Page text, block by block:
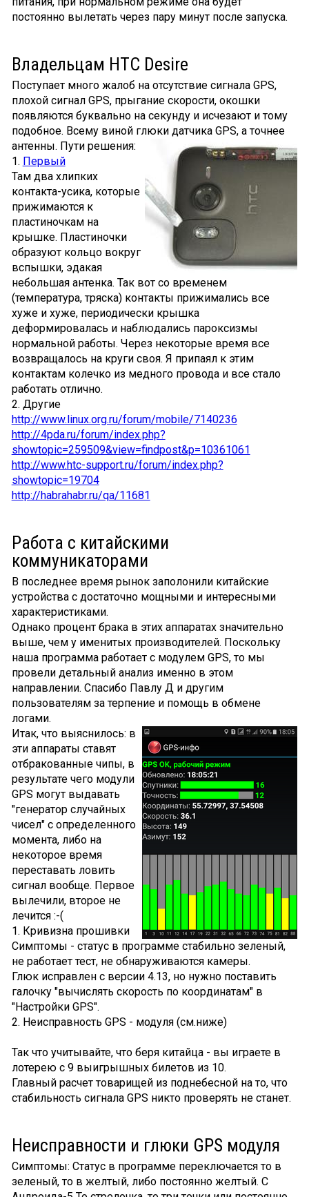
постоянно вылетать через пару минут после запуска.
Владельцам HTC Desire
Поступает много жалоб на отсутствие сигнала GPS,
плохой сигнал GPS, прыгание скорости, окошки
появляются буквально на секунду и исчезают и тому
подобное. Всему виной глюки датчика GPS, а точнее
антенны. Пути решения:
1. Первый
Там два хлипких
контакта-усика, которые
прижимаются к
пластиночкам на
крышке. Пластиночки
образуют кольцо вокруг
вспышки, эдакая
небольшая антенка. Так вот со временем
(температура, тряска) контакты прижимались все
хуже и хуже, периодически крышка
деформировалась и наблюдались пароксизмы
нормальной работы. Через некоторые время все
возвращалось на круги своя. Я припаял к этим
контактам колечко из медного провода и все стало
работать отлично.
2. Другие
http://www.linux.org.ru/forum/mobile/7140236
http://4pda.ru/forum/index.php?
showtopic=259509&view=findpost&p=10361061
http://www.htc-support.ru/forum/index.php?
showtopic=19704
http://habrahabr.ru/qa/11681
Работа с китайскими
коммуникаторами
В последнее время рынок заполонили китайские
устройства с достаточно мощными и интересными
характеристиками.
Однако процент брака в этих аппаратах значительно
выше, чем у именитых производителей. Поскольку
наша программа работает с модулем GPS, то мы
провели детальный анализ именно в этом
направлении. Спасибо Павлу Д и другим
пользователям за терпение и помощь в обмене
логами.
Итак, что выяснилось: в
эти аппараты ставят
отбракованные чипы, в
результате чего модули
GPS могут выдавать
"генератор случайных
чисел" с определенного
момента, либо на
некоторое время
переставать ловить
сигнал вообще. Первое
вылечили, второе не
лечится :-(
1. Кривизна прошивки
Симптомы - статус в программе стабильно зеленый,
не работает тест, не обнаруживаются камеры.
Глюк исправлен с версии 4.13, но нужно поставить
галочку "вычислять скорость по координатам" в
"Настройки GPS".
2. Неисправность GPS - модуля (см.ниже)
Так что учитывайте, что беря китайца - вы играете в
лотерею с 9 выигрышных билетов из 10.
Главный расчет товарищей из поднебесной на то, что
стабильность сигнала GPS никто проверять не станет.
Неисправности и глюки GPS модуля
Симптомы: Статус в программе переключается то в
зеленый, то в желтый, либо постоянно желтый. C